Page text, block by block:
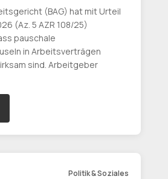
(BAG) hat mit Urteil
(Az. 5 AZR 108/25)
pauschale
in Arbeitsverträgen
sind. Arbeitgeber
Politik & Soziales